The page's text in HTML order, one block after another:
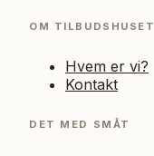
OM TILBUDSHUSET
Hvem er vi?
Kontakt
DET MED SMÅT